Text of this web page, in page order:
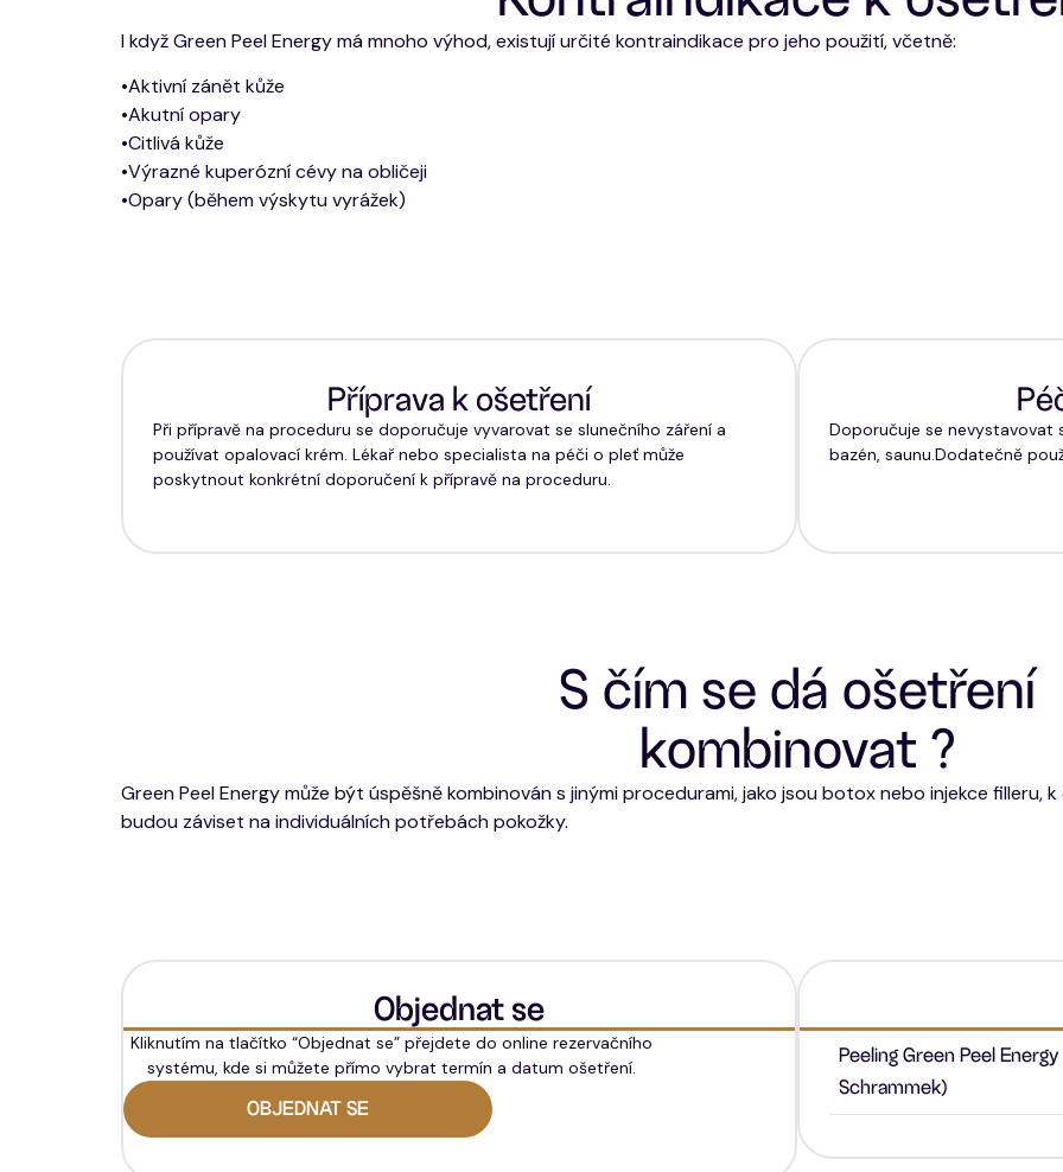
I když Green Peel Energy má mnoho výhod, existují určité kontraindikace pro jeho použití, včetně:
•Aktivní zánět kůže
•Akutní opary
•Citlivá kůže
•Výrazné kuperózní cévy na obličeji
•Opary (během výskytu vyrážek)
Příprava k ošetření
Při přípravě na proceduru se doporučuje vyvarovat se slunečního záření a
používat opalovací krém. Lékař nebo specialista na péči o pleť může
poskytnout konkrétní doporučení k přípravě na proceduru.
Doporučuje se nevystavovat
bazén, saunu.Dodatečně
S čím se dá ošetření
kombinovat ?
Green Peel Energy může být úspěšně kombinován s jinými procedurami, jako jsou botox nebo injekce filleru,
budou záviset na individuálních potřebách pokožky.
Objednat se
Kliknutím na tlačítko “Objednat se” přejdete do online rezervačního
systému, kde si můžete přímo vybrat termín a datum ošetření.
OBJEDNAT SE
Peeling Green Peel Energy
Schrammek)